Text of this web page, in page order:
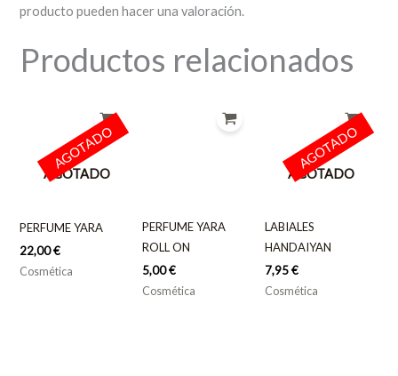
producto pueden hacer una valoración.
Productos relacionados
AGOTADO
PERFUME YARA
22,00€
Cosmética
AGOTADO
PERFUME YARA
ROLL ON
5,00€
Cosmética
AGOTADO
LABIALES
HANDAIYAN
7,95€
Cosmética
AGOTADO